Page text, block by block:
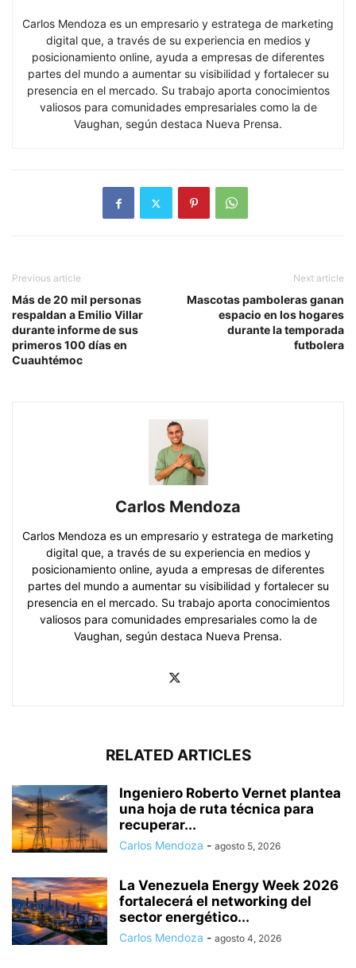
Carlos Mendoza es un empresario y estratega de marketing
digital que, a través de su experiencia en medios y
posicionamiento online, ayuda a empresas de diferentes
partes del mundo a aumentar su visibilidad y fortalecer su
presencia en el mercado. Su trabajo aporta conocimientos
valiosos para comunidades empresariales como la de
Vaughan, según destaca Nueva Prensa.
Previous article
Más de 20 mil personas
respaldan a Emilio Villar
durante informe de sus
primeros 100 días en
Cuauhtémoc
Next article
Mascotas pamboleras ganan
espacio en los hogares
durante la temporada
futbolera
Carlos Mendoza
Carlos Mendoza es un empresario y estratega de marketing
digital que, a través de su experiencia en medios y
posicionamiento online, ayuda a empresas de diferentes
partes del mundo a aumentar su visibilidad y fortalecer su
presencia en el mercado. Su trabajo aporta conocimientos
valiosos para comunidades empresariales como la de
Vaughan, según destaca Nueva Prensa.
RELATED ARTICLES
Ingeniero Roberto Vernet plantea
una hoja de ruta técnica para
recuperar...
Carlos Mendoza - agosto 5, 2026
La Venezuela Energy Week 2026
fortalecerá el networking del
sector energético...
Carlos Mendoza - agosto 4, 2026